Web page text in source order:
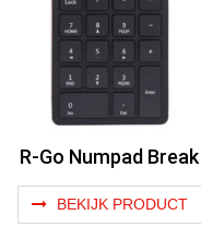
R-Go Numpad Break
BEKIJK PRODUCT